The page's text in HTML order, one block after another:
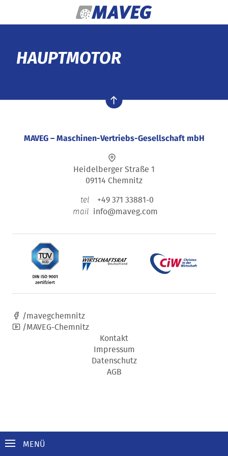
MENÜ
HAUPTMOTOR
nach oben
MAVEG – Maschinen-Vertriebs-Gesellschaft mbH
Heidelberger Straße 1
09114 Chemnitz
tel +49 371 33881-0
mail info@maveg.com
/mavegchemnitz
/MAVEG-Chemnitz
Kontakt
Impressum
Datenschutz
AGB